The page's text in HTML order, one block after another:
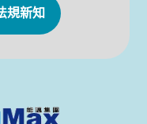
規新知